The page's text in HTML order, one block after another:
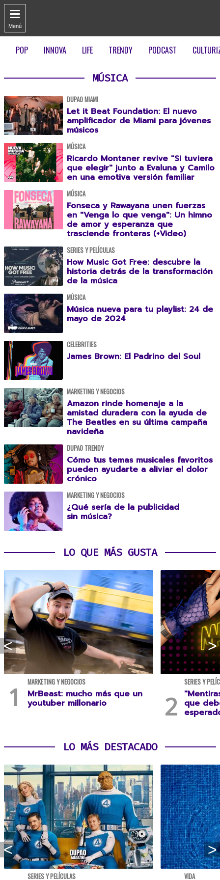

Menú
POP INNOVA LIFE TRENDY PODCAST
MÚSICA
DUPAO MIAMI
Let it Beat Foundation: El nuevo
amplificador de Miami para jóvenes
músicos
MÚSICA
Ricardo Montaner revive "Si tuviera
que elegir" junto a Evaluna y Camilo
en una emotiva versión familiar
MÚSICA
Fonseca y Rawayana unen fuerzas
en "Venga lo que venga": Un himno
de amor y esperanza que
trasciende fronteras (+Video)
SERIES Y PELÍCULAS
How Music Got Free: descubre la
historia detrás de la transformación
de la música
MÚSICA
Música nueva para tu playlist: 24 de
mayo de 2024
CELEBRITIES
James Brown: El Padrino del Soul
MARKETING Y NEGOCIOS
Amazon rinde homenaje a la
amistad duradera con la ayuda de
The Beatles en su última campaña
navideña
DUPAO TRENDY
Cómo tus temas musicales favoritos
pueden ayudarte a aliviar el dolor
crónico
MARKETING Y NEGOCIOS
¿Qué sería de la publicidad
sin música?
LO QUE MÁS GUSTA
MARKETING Y NEGOCIOS
MrBeast: mucho más que un
youtuber millonario
SERIES Y
que
LO MÁS DESTACADO
SERIES Y PELÍCULAS VIDA